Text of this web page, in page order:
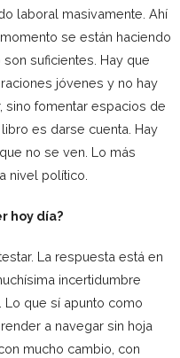
laboral masivamente. Ahí
se están haciendo
suficientes. Hay que
jóvenes y no hay
sino fomentar espacios de
es darse cuenta. Hay
no se ven. Lo más
nivel político.
hoy día?
La respuesta está en
incertidumbre
que sí apunto como
a navegar sin hoja
mucho cambio, con